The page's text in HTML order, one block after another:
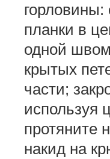
планки в
одной швом
крытых
части;
используя
протяните
накид на